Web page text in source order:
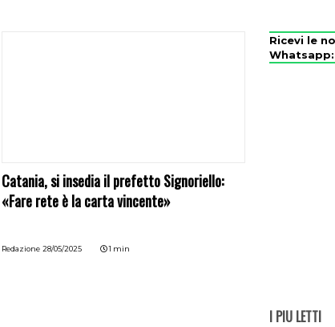
Catania, si insedia il prefetto Signoriello:
«Fare rete è la carta vincente»
Redazione 28/05/2025 1 min
Ricevi le
Whatsapp:
I PIÙ LETTI